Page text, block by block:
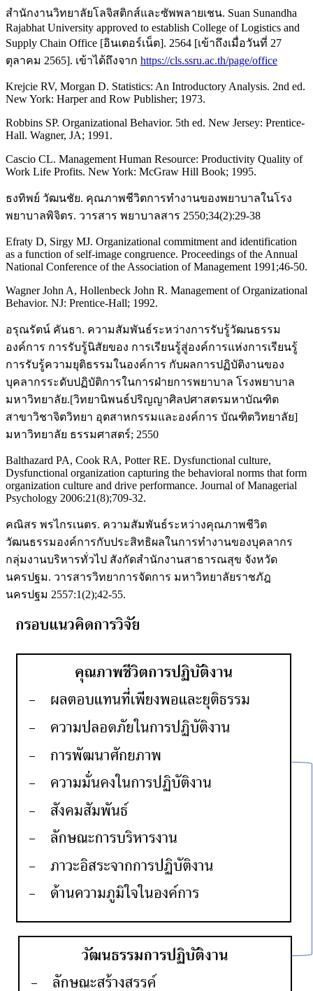
สำนักงานวิทยาลัยโลจิสติกส์และซัพพลายเชน. Suan Sunandha
Rajabhat University approved to establish College of Logistics and
Supply Chain Office [อินเตอร์เน็ต]. 2564 [เข้าถึงเมื่อวันที่ 27
ตุลาคม 2565]. เข้าได้ถึงจาก https://cls.ssru.ac.th/page/office
Krejcie RV, Morgan D. Statistics: An Introductory Analysis. 2nd ed.
New York: Harper and Row Publisher; 1973.
Robbins SP. Organizational Behavior. 5th ed. New Jersey: Prentice-
Hall. Wagner, JA; 1991.
Cascio CL. Management Human Resource: Productivity Quality of
Work Life Profits. New York: McGraw Hill Book; 1995.
ธงทิพย์ วัฒนชัย. คุณภาพชีวิตการทำงานของพยาบาลในโรง
พยาบาลพิจิตร. วารสาร พยาบาลสาร 2550;34(2):29-38
Efraty D, Sirgy MJ. Organizational commitment and identification
as a function of self-image congruence. Proceedings of the Annual
National Conference of the Association of Management 1991;46-50.
Wagner John A, Hollenbeck John R. Management of Organizational
Behavior. NJ: Prentice-Hall; 1992.
อรุณรัตน์ คันธา. ความสัมพันธ์ระหว่างการรับรู้วัฒนธรรม
องค์การ การรับรู้นิสัยของ การเรียนรู้สู่องค์การแห่งการเรียนรู้
การรับรู้ความยุติธรรมในองค์การ กับผลการปฏิบัติงานของ
บุคลากรระดับปฏิบัติการในการฝ่ายการพยาบาล โรงพยาบาล
มหาวิทยาลัย.[วิทยานิพนธ์ปริญญาศิลปศาสตรมหาบัณฑิต
สาขาวิชาจิตวิทยา อุตสาหกรรมและองค์การ บัณฑิตวิทยาลัย]
มหาวิทยาลัย ธรรมศาสตร์; 2550
Balthazard PA, Cook RA, Potter RE. Dysfunctional culture,
Dysfunctional organization capturing the behavioral norms that form
organization culture and drive performance. Journal of Managerial
Psychology 2006:21(8);709-32.
คณิสร พรไกรเนตร. ความสัมพันธ์ระหว่างคุณภาพชีวิต
วัฒนธรรมองค์การกับประสิทธิผลในการทำงานของบุคลากร
กลุ่มงานบริหารทั่วไป สังกัดสำนักงานสาธารณสุข จังหวัด
นครปฐม. วารสารวิทยาการจัดการ มหาวิทยาลัยราชภัฎ
นครปฐม 2557:1(2);42-55.